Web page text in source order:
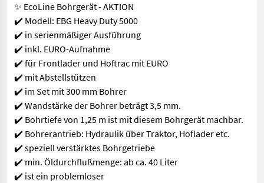
✨ EcoLine Bohrgerät - AKTION
✔️ Modell: EBG Heavy Duty 5000
✔️ in serienmäßiger Ausführung
✔️ inkl. EURO-Aufnahme
✔️ für Frontlader und Hoftrac mit EURO
✔️ mit Abstellstützen
✔️ im Set mit 300 mm Bohrer
✔️ Wandstärke der Bohrer beträgt 3,5 mm.
✔️ Bohrtiefe von 1,25 m ist mit diesem Bohrgerät machbar.
✔️ Bohrerantrieb: Hydraulik über Traktor, Hoflader etc.
✔️ speziell verstärktes Bohrgetriebe
✔️ min. Öldurchflußmenge: ab ca. 40 Liter
✔️ ist ein problemloser